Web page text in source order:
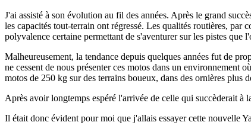
J'ai assisté à son évolution au fil des années. Après le grand
les capacités tout-terrain ont régressé. Les qualités routières, par
polyvalence certaine permettant de s'aventurer sur les pistes
Malheureusement, la tendance depuis quelques années fut de
ne cessent de nous présenter ces motos dans un
motos de 250 kg sur des terrains boueux, dans des ornières plus
Après avoir longtemps espéré l'arrivée de celle qui succèderait à
Il était donc évident pour moi que j'allais essayer cette nouvelle